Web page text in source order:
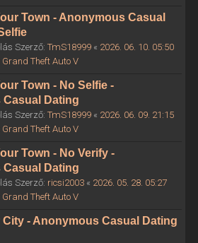
Town - Anonymous Casual
Szerző: TmS18999« 2026. 06. 10. 05:50
Grand Theft Auto V
Town - No Selfie -
Dating
Szerző: TmS18999« 2026. 06. 09. 21:15
Grand Theft Auto V
Town - No Verify -
Dating
Szerző: ricsi2003« 2026. 05. 28. 05:27
Grand Theft Auto V
City - Anonymous Casual Dating